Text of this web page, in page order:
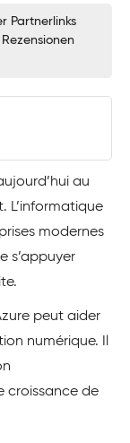
Partnerlinks
au
L’informatique
modernes
s’appuyer
peut aider
numérique. Il
croissance de